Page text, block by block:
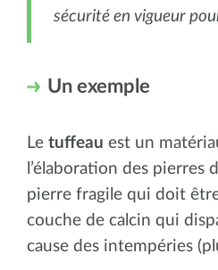
sécurité en vigueur
Un exemple
Le tuffeau est un
l’élaboration des pierres
pierre fragile qui doit
couche de calcin qui
cause des intempéries